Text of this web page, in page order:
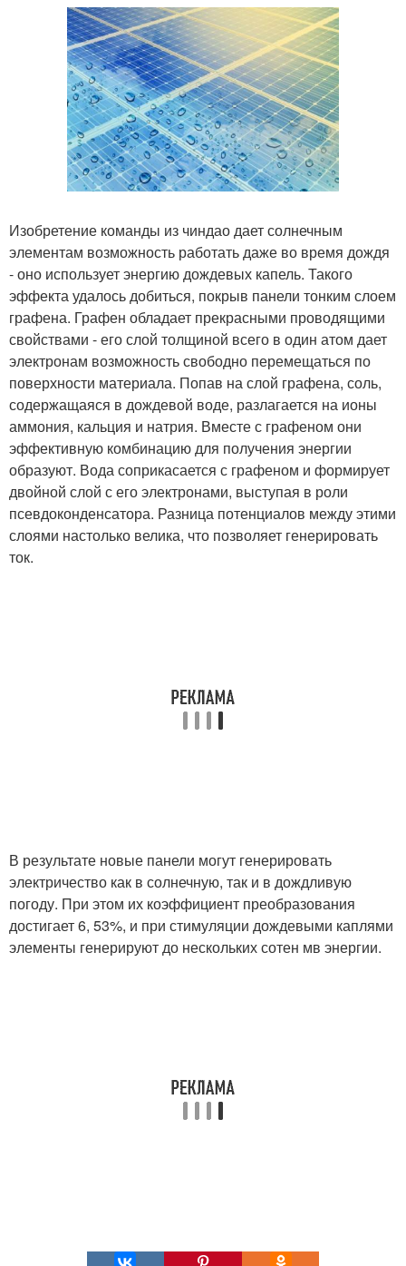
Изобретение команды из чиндао дает солнечным
элементам возможность работать даже во время дождя
- оно использует энергию дождевых капель. Такого
эффекта удалось добиться, покрыв панели тонким слоем
графена. Графен обладает прекрасными проводящими
свойствами - его слой толщиной всего в один атом дает
электронам возможность свободно перемещаться по
поверхности материала. Попав на слой графена, соль,
содержащаяся в дождевой воде, разлагается на ионы
аммония, кальция и натрия. Вместе с графеном они
эффективную комбинацию для получения энергии
образуют. Вода соприкасается с графеном и формирует
двойной слой с его электронами, выступая в роли
псевдоконденсатора. Разница потенциалов между этими
слоями настолько велика, что позволяет генерировать
ток.
В результате новые панели могут генерировать
электричество как в солнечную, так и в дождливую
погоду. При этом их коэффициент преобразования
достигает 6, 53%, и при стимуляции дождевыми каплями
элементы генерируют до нескольких сотен мв энергии.